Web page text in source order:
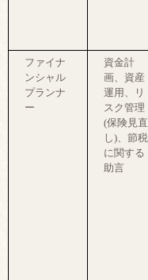
ファイナ
ンシャル
プランナ
ー
資金計
画、資産
運用、リ
スク管理
(保険見直
し)、節税
に関する
助言